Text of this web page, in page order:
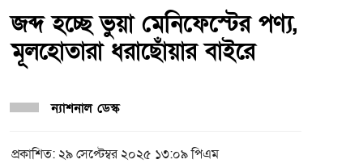
জব্দ হচ্ছে ভুয়া মেনিফেস্টের পণ্য,
মূলহোতারা ধরাছোঁয়ার বাইরে
ন্যাশনাল ডেস্ক
প্রকাশিত: ২৯ সেপ্টেম্বর ২০২৫ ১৩:০৯ পিএম